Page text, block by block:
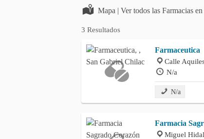
Mapa | Ver todos las Farmacias
3 Resultados
Farmaceutica
Calle
N/a
N/a
Farmacia
Miguel